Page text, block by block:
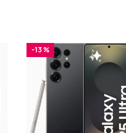
-13 %